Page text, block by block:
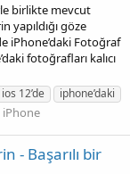
birlikte mevcut
yapıldığı göze
iPhone’daki Fotoğraf
fotoğrafları kalıcı
ios 12’de
iphone’daki
iPhone
- Başarılı bir